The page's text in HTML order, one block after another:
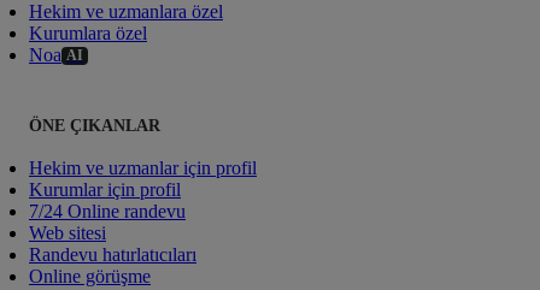
Hekim ve uzmanlara özel
Kurumlara özel
Noa AI
ÖNE ÇIKANLAR
Hekim ve uzmanlar için profil
Kurumlar için profil
7/24 Online randevu
Web sitesi
Randevu hatırlatıcıları
Online görüşme